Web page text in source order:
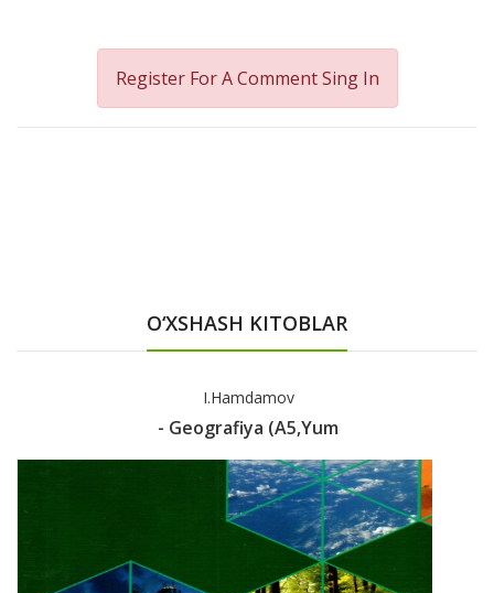
Register For A CommentSing In
O‘XSHASH KITOBLAR
I.Hamdamov
- Geografiya (A5,yum